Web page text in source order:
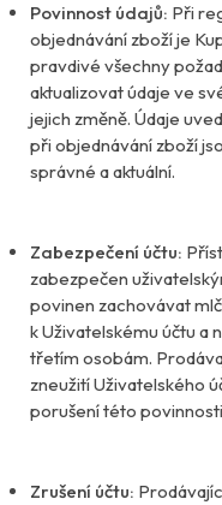
Povinnost údajů: Při
objednávání zboží je
pravdivé všechny
aktualizovat údaje ve
jejich změně. Údaje
při objednávání zboží
správné a aktuální.
Zabezpečení účtu:
zabezpečen
povinen zachovávat
k Uživatelskému účtu a
třetím osobám.
zneužití Uživatelského
porušení této
Zrušení účtu: